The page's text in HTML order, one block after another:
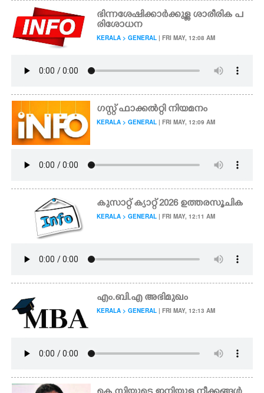
ഭിന്നശേഷിക്കാർക്കുള്ള ശാരീരിക പ
രിശോധന
KERALA > GENERAL | FRI MAY, 12:08 AM
ഗസ്റ്റ് ഫാക്കൽറ്റി നിയമനം
KERALA > GENERAL | FRI MAY, 12:09 AM
കുസാറ്റ് ക്യാറ്റ് 2026 ഉത്തരസൂചിക
KERALA > GENERAL | FRI MAY, 12:11 AM
എം.ബി.എ അഭിമുഖം
KERALA > GENERAL | FRI MAY, 12:13 AM